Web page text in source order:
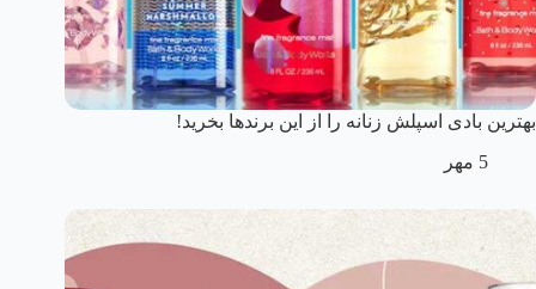
بهترین بادی اسپلش زنانه را از این برندها بخرید!
5 مهر